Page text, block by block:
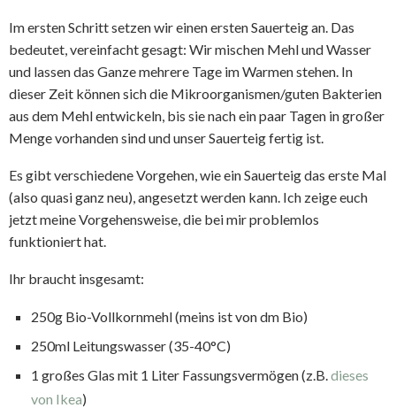
Im ersten Schritt setzen wir einen ersten Sauerteig an. Das
bedeutet, vereinfacht gesagt: Wir mischen Mehl und Wasser
und lassen das Ganze mehrere Tage im Warmen stehen. In
dieser Zeit können sich die Mikroorganismen/guten Bakterien
aus dem Mehl entwickeln, bis sie nach ein paar Tagen in großer
Menge vorhanden sind und unser Sauerteig fertig ist.
Es gibt verschiedene Vorgehen, wie ein Sauerteig das erste Mal
(also quasi ganz neu), angesetzt werden kann. Ich zeige euch
jetzt meine Vorgehensweise, die bei mir problemlos
funktioniert hat.
Ihr braucht insgesamt:
250g Bio-Vollkornmehl (meins ist von dm Bio)
250ml Leitungswasser (35-40°C)
1 großes Glas mit 1 Liter Fassungsvermögen (z.B.dieses
von Ikea)